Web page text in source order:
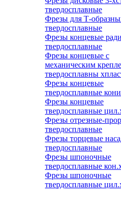
твердосплавные
Фрезы для Т-
твердосплавные
Фрезы концевые
твердосплавные
Фрезы концевые с
механическим
твердосплавны
Фрезы концевые
твердосплавные
Фрезы концевые
твердосплавные
Фрезы отрезные-
твердосплавные
Фрезы торцевые
твердосплавные
Фрезы шпоночные
твердосплавные
Фрезы шпоночные
твердосплавные